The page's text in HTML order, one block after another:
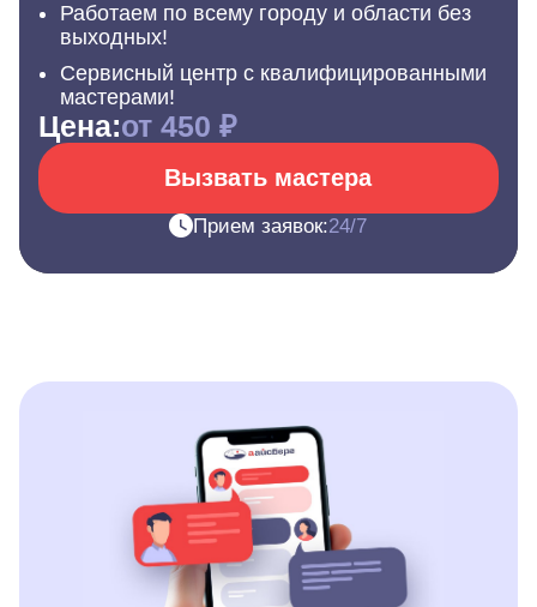
Работаем по всему городу и области без
выходных!
Сервисный центр с квалифицированными
мастерами!
Цена:от 450 ₽
Вызвать мастера
Прием заявок:24/7